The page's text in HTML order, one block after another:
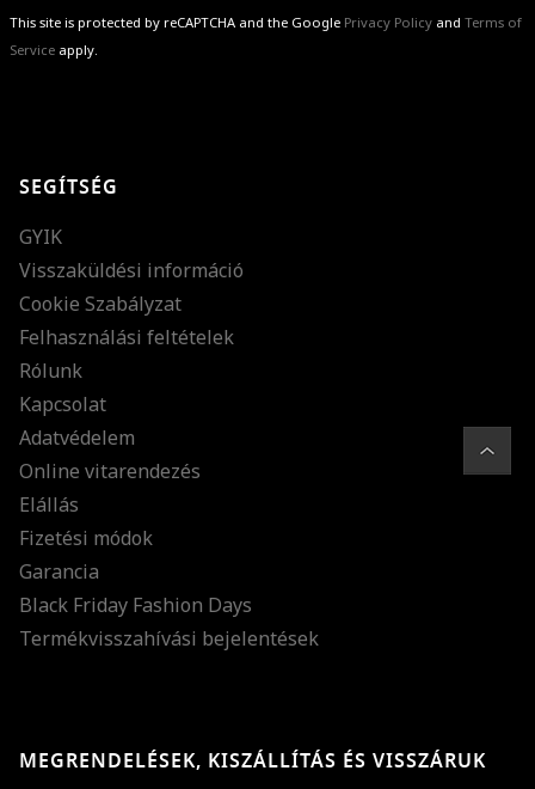
This site is protected by reCAPTCHA and the Google Privacy Policy and Terms of
Service apply.
különleges ajánlatainkat és stílustippjeinket!
SEGÍTSÉG
GYIK
Visszaküldési információ
Cookie Szabályzat
Felhasználási feltételek
Rólunk
Kapcsolat
Adatvédelem
Online vitarendezés
Elállás
Fizetési módok
Garancia
Black Friday Fashion Days
Termékvisszahívási bejelentések
MEGRENDELÉSEK, KISZÁLLÍTÁS ÉS VISSZÁRUK